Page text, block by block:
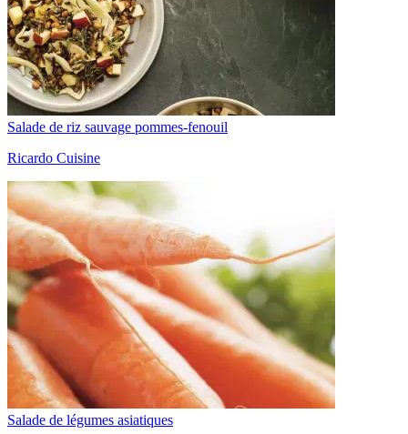
Salade de riz sauvage pommes-fenouil
Ricardo Cuisine
Salade de légumes asiatiques